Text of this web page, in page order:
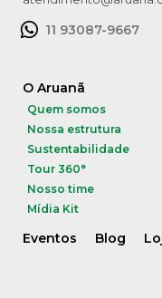
11 93087-9667
O Aruanã
Quem somos
Nossa estrutura
Sustentabilidade
Tour 360°
Nosso time
Mídia Kit
Eventos Blog